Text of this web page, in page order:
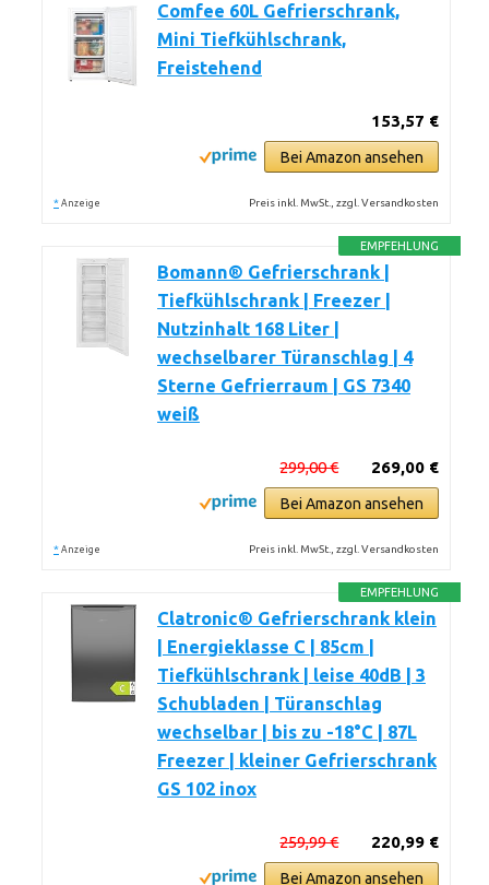
Comfee 60L Gefrierschrank,
Mini Tiefkühlschrank,
Freistehend
153,57 €
Bei Amazon ansehen
* Anzeige Preis inkl. MwSt., zzgl. Versandkosten
EMPFEHLUNG
Bomann® Gefrierschrank |
Tiefkühlschrank | Freezer |
Nutzinhalt 168 Liter |
wechselbarer Türanschlag | 4
Sterne Gefrierraum | GS 7340
weiß
269,00 €
299,00 €
Bei Amazon ansehen
* Anzeige Preis inkl. MwSt., zzgl. Versandkosten
EMPFEHLUNG
Clatronic® Gefrierschrank klein
| Energieklasse C | 85cm |
Tiefkühlschrank | leise 40dB | 3
Schubladen | Türanschlag
wechselbar | bis zu -18°C | 87L
Freezer | kleiner Gefrierschrank
GS 102 inox
220,99 €
259,99 €
Bei Amazon ansehen